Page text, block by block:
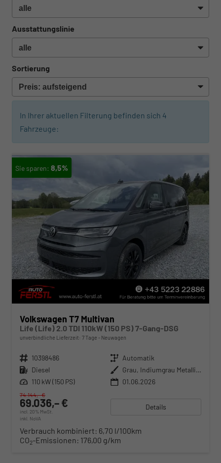
Ausstattungslinie
Sortierung
In Ihrer aktuellen Filterung befinden sich 4
Fahrzeuge:
8,5%
Volkswagen T7 Multivan
Life (Life) 2.0 TDI 110kW (150 PS) 7-Gang-DSG
unverbindliche Lieferzeit: 7 Tage Neuwagen
Fahrzeugnr. 10398486 Getriebe Automatik
Kraftstoff Diesel Außenfarbe
Grau, Indiumgrau Metallic (X3)
Leistung 110 kW (150 PS) 01.06.2026
69.036,– €
incl. 20% MwSt.
inkl. NoVA
74.144,– €
Details
Verbrauch kombiniert: 6,70 l/100km
CO2-Emissionen: 176,00 g/km